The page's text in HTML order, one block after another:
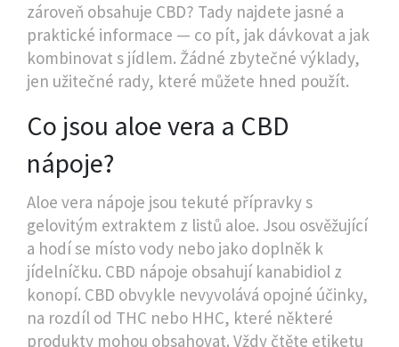
zároveň obsahuje CBD? Tady najdete jasné a
praktické informace — co pít, jak dávkovat a jak
kombinovat s jídlem. Žádné zbytečné výklady,
jen užitečné rady, které můžete hned použít.
Co jsou aloe vera a CBD
nápoje?
Aloe vera nápoje jsou tekuté přípravky s
gelovitým extraktem z listů aloe. Jsou osvěžující
a hodí se místo vody nebo jako doplněk k
jídelníčku. CBD nápoje obsahují kanabidiol z
konopí. CBD obvykle nevyvolává opojné účinky,
na rozdíl od THC nebo HHC, které některé
produkty mohou obsahovat. Vždy čtěte etiketu